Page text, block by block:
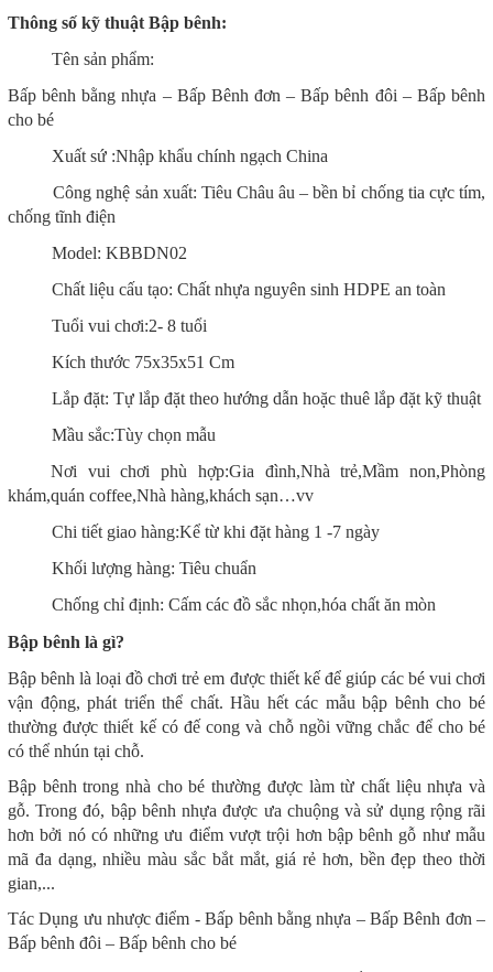
Thông số kỹ thuật Bập bênh:
Tên sản phẩm:
Bấp bênh bằng nhựa – Bấp Bênh đơn – Bấp bênh đôi – Bấp bênh
cho bé
Xuất sứ :Nhập khẩu chính ngạch China
Công nghệ sản xuất: Tiêu Châu âu – bền bỉ chống tia cực tím,
chống tĩnh điện
Model: KBBDN02
Chất liệu cấu tạo: Chất nhựa nguyên sinh HDPE an toàn
Tuổi vui chơi:2- 8 tuổi
Kích thước 75x35x51 Cm
Lắp đặt: Tự lắp đặt theo hướng dẫn hoặc thuê lắp đặt kỹ thuật
Mầu sắc:Tùy chọn mẫu
Nơi vui chơi phù hợp:Gia đình,Nhà trẻ,Mầm non,Phòng
khám,quán coffee,Nhà hàng,khách sạn…vv
Chi tiết giao hàng:Kể từ khi đặt hàng 1 -7 ngày
Khối lượng hàng: Tiêu chuẩn
Chống chỉ định: Cấm các đồ sắc nhọn,hóa chất ăn mòn
Bập bênh là gì?
Bập bênh là loại đồ chơi trẻ em được thiết kế để giúp các bé vui chơi
vận động, phát triển thể chất. Hầu hết các mẫu bập bênh cho bé
thường được thiết kế có đế cong và chỗ ngồi vững chắc để cho bé
có thể nhún tại chỗ.
Bập bênh trong nhà cho bé thường được làm từ chất liệu nhựa và
gỗ. Trong đó, bập bênh nhựa được ưa chuộng và sử dụng rộng rãi
hơn bởi nó có những ưu điểm vượt trội hơn bập bênh gỗ như mẫu
mã đa dạng, nhiều màu sắc bắt mắt, giá rẻ hơn, bền đẹp theo thời
gian,...
Tác Dụng ưu nhược điểm - Bấp bênh bằng nhựa – Bấp Bênh đơn –
Bấp bênh đôi – Bấp bênh cho bé